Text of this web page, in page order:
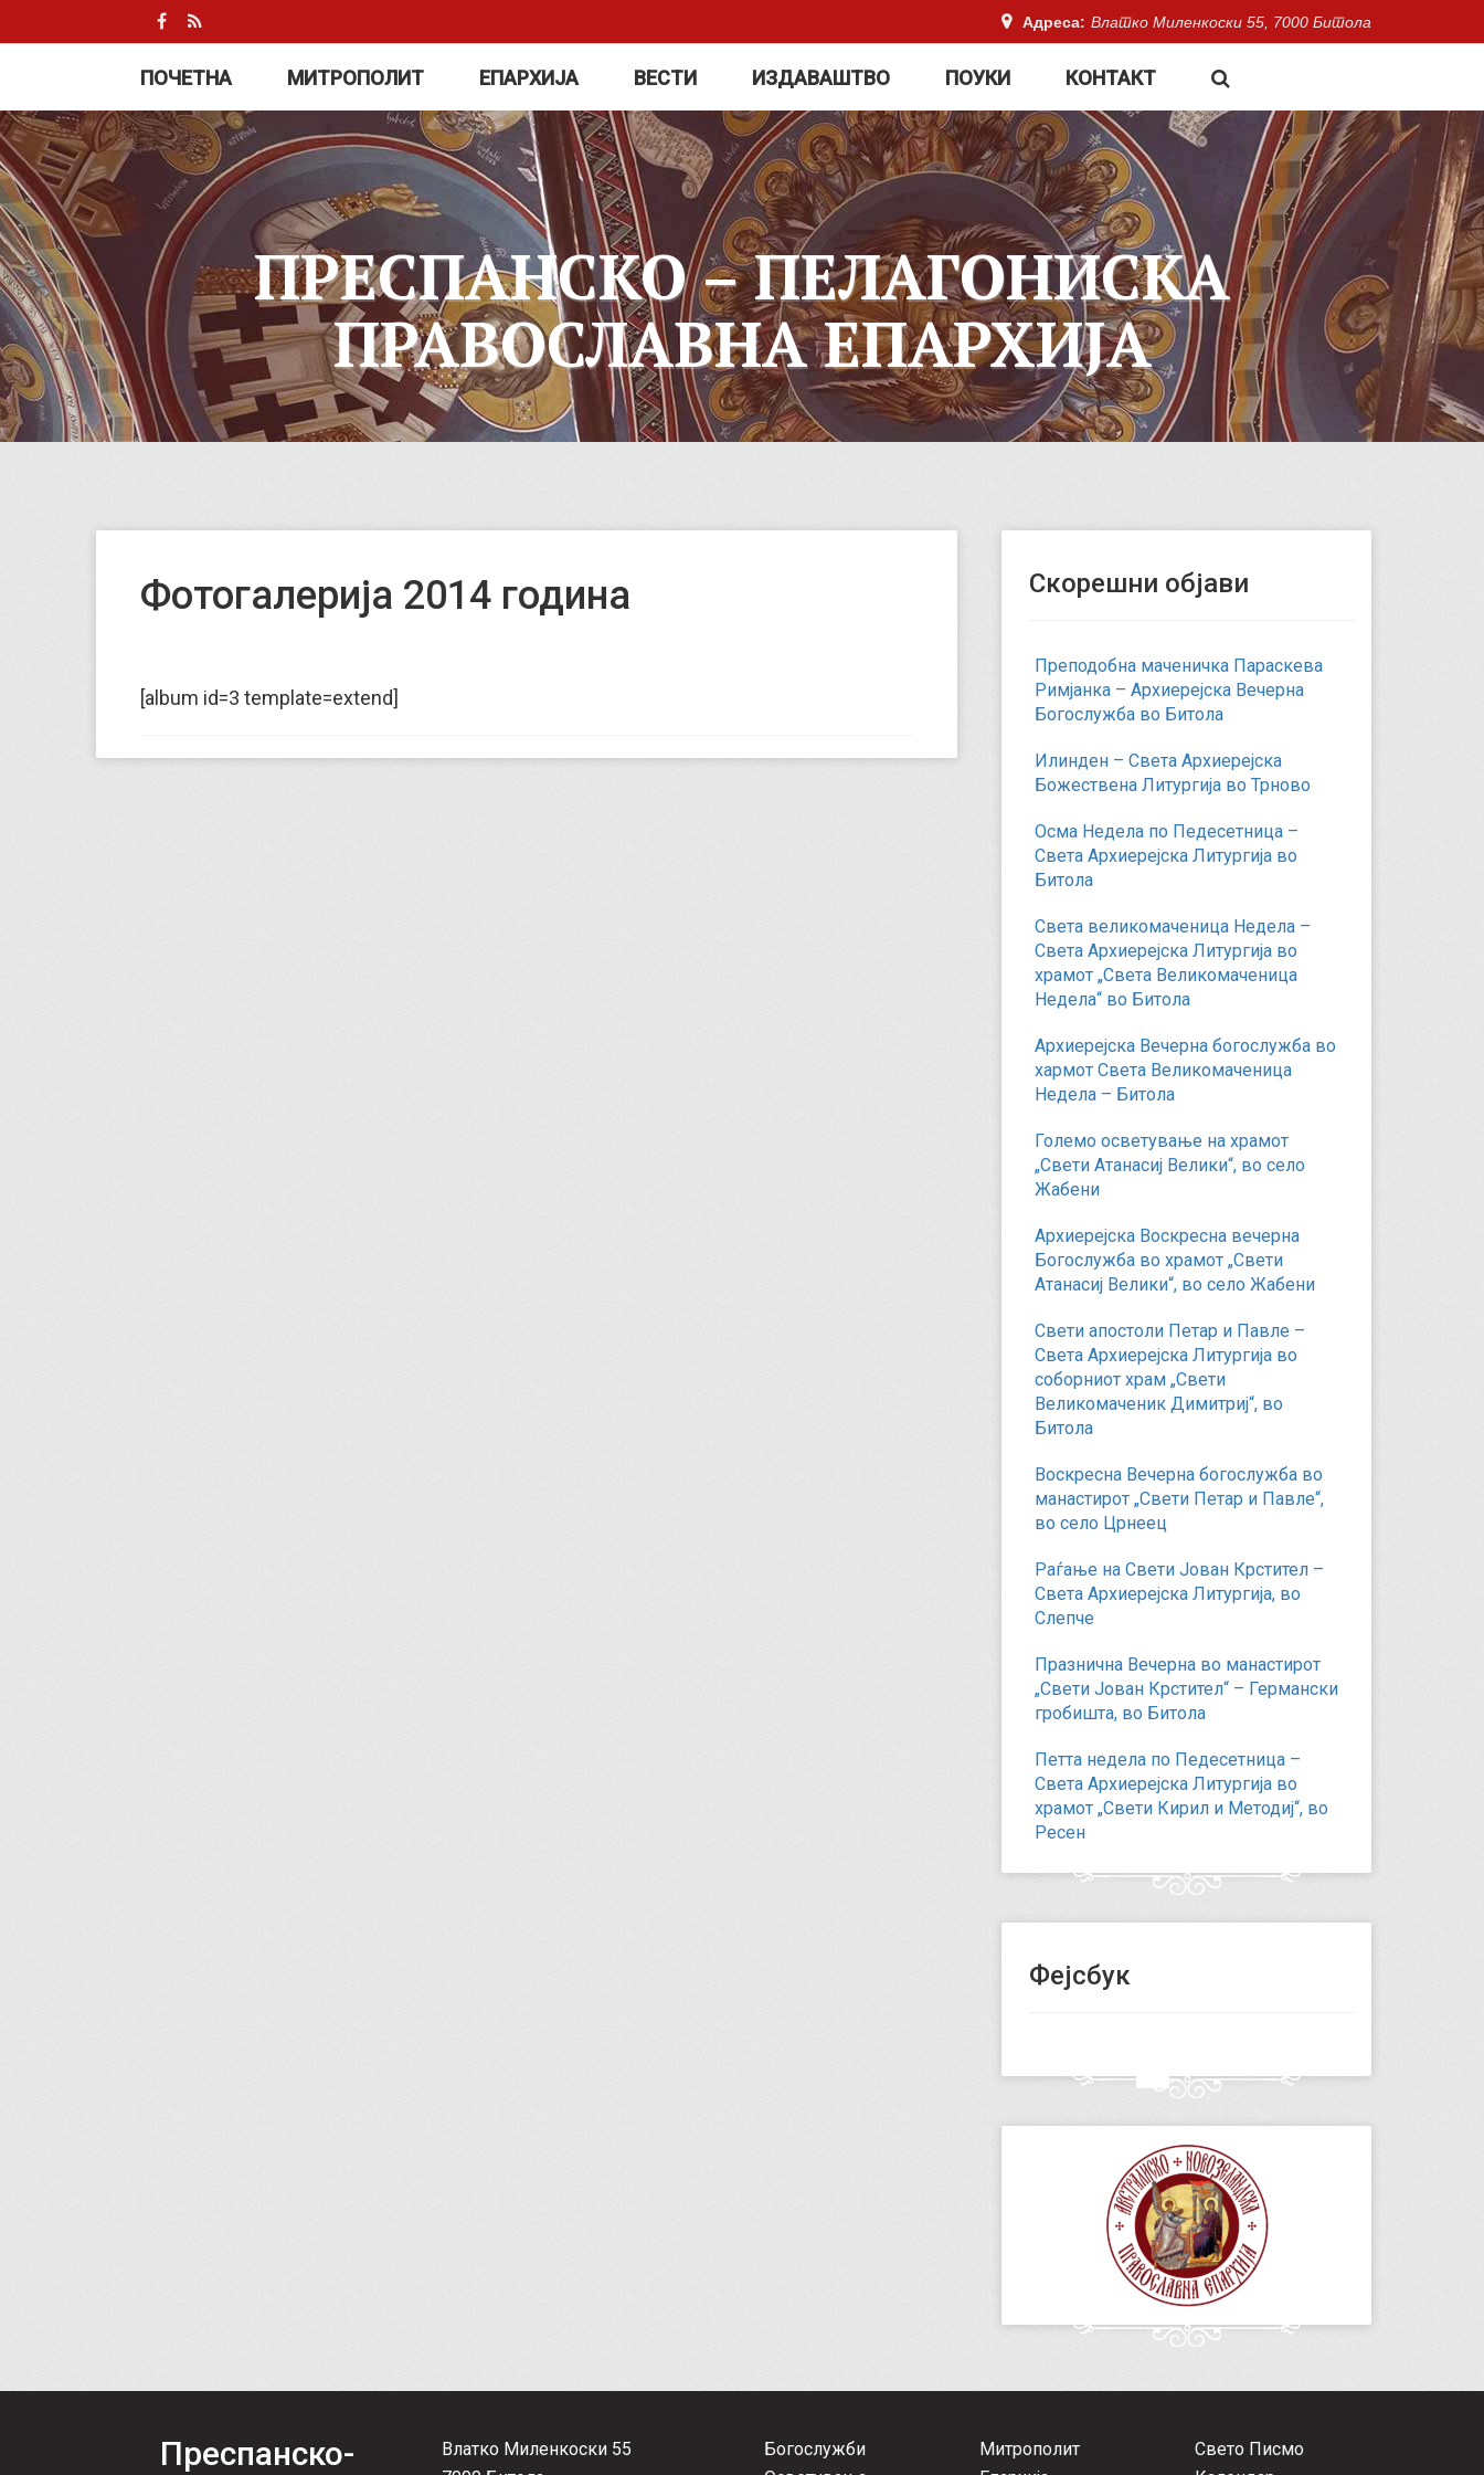
Адреса: Влатко Миленкоски 55, 7000 Битола
ПОЧЕТНА МИТРОПОЛИТ ЕПАРХИЈА ВЕСТИ ИЗДАВАШТВО ПОУКИ КОНТАКТ
ПРЕСПАНСКО – ПЕЛАГОНИСКА
ПРАВОСЛАВНА ЕПАРХИЈА
Фотогалерија 2014 година
[album id=3 template=extend]
Скорешни објави
Преподобна маченичка Параскева
Римјанка – Архиерејска Вечерна
Богослужба во Битола
Илинден – Света Архиерејска
Божествена Литургија во Трново
Осма Недела по Педесетница –
Света Архиерејска Литургија во
Битола
Света великомаченица Недела –
Света Архиерејска Литургија во
храмот „Света Великомаченица
Недела“ во Битола
Архиерејска Вечерна богослужба во
хармот Света Великомаченица
Недела – Битола
Големо осветување на храмот
„Свети Атанасиј Велики“, во село
Жабени
Архиерејска Воскресна вечерна
Богослужба во храмот „Свети
Атанасиј Велики“, во село Жабени
Свети апостоли Петар и Павле –
Света Архиерејска Литургија во
соборниот храм „Свети
Великомаченик Димитриј“, во
Битола
Воскресна Вечерна богослужба во
манастирот „Свети Петар и Павле“,
во село Црнеец
Раѓање на Свети Јован Крстител –
Света Архиерејска Литургија, во
Слепче
Празнична Вечерна во манастирот
„Свети Јован Крстител“ – Германски
гробишта, во Битола
Петта недела по Педесетница –
Света Архиерејска Литургија во
храмот „Свети Кирил и Методиј“, во
Ресен
Фејсбук
Преспанско-
Влатко Миленкоски 55
Богослужби
Митрополит
Свето Писмо